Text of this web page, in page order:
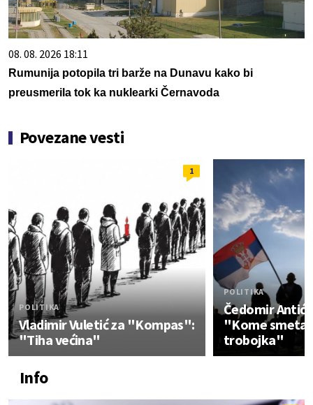
08. 08. 2026 18:11
Rumunija potopila tri barže na Dunavu kako bi
preusmerila tok ka nuklearki Černavoda
Povezane vesti
1
POLITIKA
Vladimir Vuletić za "Kompas":
"Tiha većina"
POLITIKA
Čedomir Antić
"Kome smeta
trobojka"
Info